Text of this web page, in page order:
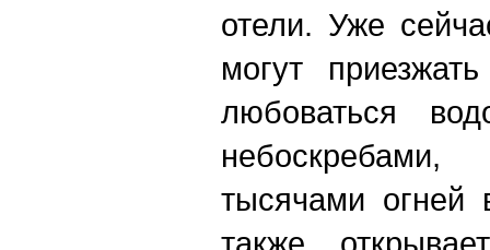
отели. Уже
могут
любоваться
тысячами